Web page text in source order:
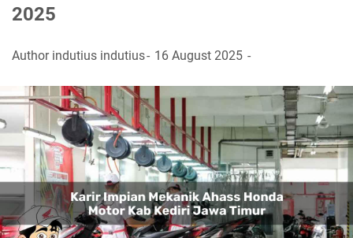
2025
Author indutius indutius 16 August 2025